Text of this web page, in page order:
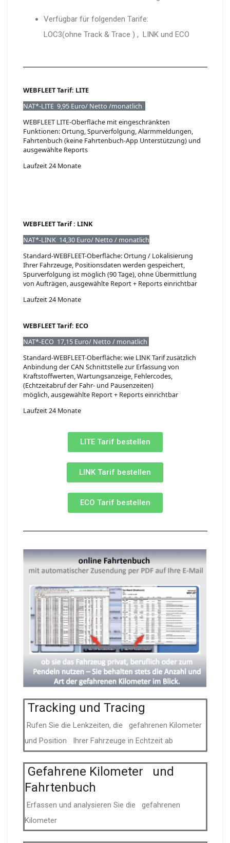
Verfügbar für folgenden Tarife:
LOC3(ohne Track & Trace ) , LINK und ECO
WEBFLEET Tarif: LITE
NAT*-LITE 9,95 Euro/ Netto /monatlich
WEBFLEET LITE-Oberfläche mit eingeschränkten
Funktionen: Ortung, Spurverfolgung, Alarmmeldungen,
Fahrtenbuch (keine Fahrtenbuch-App Unterstützung) und
ausgewählte Reports
Laufzeit 24 Monate
WEBFLEET Tarif : LINK
NAT*-LINK 14,30 Euro/ Netto / monatlich
Standard-WEBFLEET-Oberfläche: Ortung / Lokalisierung
Ihrer Fahrzeuge, Positionsdaten werden gespeichert,
Spurverfolgung ist möglich (90 Tage), ohne Übermittlung
von Aufträgen, ausgewählte Report + Reports einrichtbar
Laufzeit 24 Monate
WEBFLEET Tarif: ECO
NAT*-ECO 17,15 Euro/ Netto / monatlich
Standard-WEBFLEET-Oberfläche: wie LINK Tarif zusätzlich
Anbindung der CAN Schnittstelle zur Erfassung von
Kraftstoffwerten, Wartungsanzeige, Fehlercodes,
(Echtzeitabruf der Fahr- und Pausenzeiten)
möglich, ausgewählte Report + Reports einrichtbar
Laufzeit 24 Monate
LITE Tarif bestellen
LINK Tarif bestellen
ECO Tarif bestellen
Tracking und Tracing
Rufen Sie die Lenkzeiten, die gefahrenen Kilometer
und Position Ihrer Fahrzeuge in Echtzeit ab
Gefahrene Kilometer und
Fahrtenbuch
Erfassen und analysieren Sie die gefahrenen
Kilometer